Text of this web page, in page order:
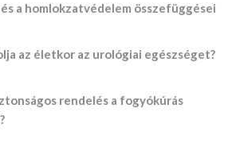
a homlokzatvédelem összefüggései
az életkor az urológiai egészséget?
rendelés a fogyókúrás